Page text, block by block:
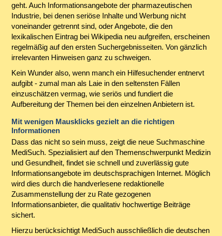
geht. Auch Informationsangebote der pharmazeutischen
Industrie, bei denen seriöse Inhalte und Werbung nicht
voneinander getrennt sind, oder Angebote, die den
lexikalischen Eintrag bei Wikipedia neu aufgreifen, erscheinen
regelmäßig auf den ersten Suchergebnisseiten. Von gänzlich
irrelevanten Hinweisen ganz zu schweigen.
Kein Wunder also, wenn manch ein Hilfesuchender entnervt
aufgibt - zumal man als Laie in den seltensten Fällen
einzuschätzen vermag, wie seriös und fundiert die
Aufbereitung der Themen bei den einzelnen Anbietern ist.
Mit wenigen Mausklicks gezielt an die richtigen
Informationen
Dass das nicht so sein muss, zeigt die neue Suchmaschine
MediSuch. Spezialisiert auf den Themenschwerpunkt Medizin
und Gesundheit, findet sie schnell und zuverlässig gute
Informationsangebote im deutschsprachigen Internet. Möglich
wird dies durch die handverlesene redaktionelle
Zusammenstellung der zu Rate gezogenen
Informationsanbieter, die qualitativ hochwertige Beiträge
sichert.
Hierzu berücksichtigt MediSuch ausschließlich die deutschen